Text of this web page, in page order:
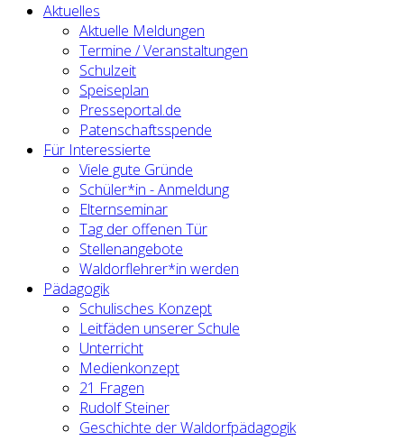
Aktuelles
Aktuelle Meldungen
Termine / Veranstaltungen
Schulzeit
Speiseplan
Presseportal.de
Patenschaftsspende
Für Interessierte
Viele gute Gründe
Schüler*in - Anmeldung
Elternseminar
Tag der offenen Tür
Stellenangebote
Waldorflehrer*in werden
Pädagogik
Schulisches Konzept
Leitfäden unserer Schule
Unterricht
Medienkonzept
21 Fragen
Rudolf Steiner
Geschichte der Waldorfpädagogik